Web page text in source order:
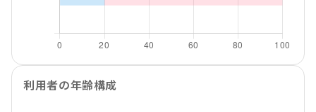
利用者の年齢構成